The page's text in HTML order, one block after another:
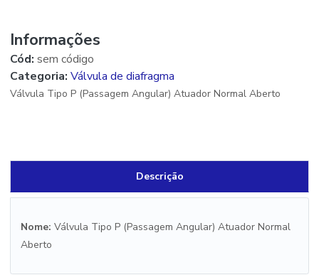
Informações
Cód: sem código
Categoria: Válvula de diafragma
Válvula Tipo P (Passagem Angular) Atuador Normal Aberto
Descrição
Nome: Válvula Tipo P (Passagem Angular) Atuador Normal
Aberto